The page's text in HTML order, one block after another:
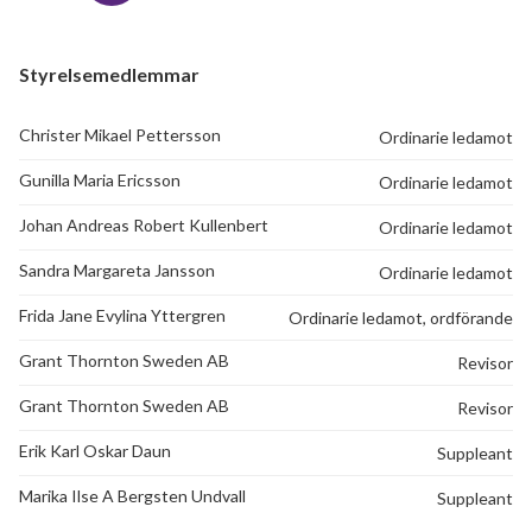
Styrelsemedlemmar
Christer Mikael Pettersson Ordinarie ledamot
Gunilla Maria Ericsson Ordinarie ledamot
Johan Andreas Robert Kullenbert Ordinarie ledamot
Sandra Margareta Jansson Ordinarie ledamot
Frida Jane Evylina Yttergren Ordinarie ledamot, ordförande
Grant Thornton Sweden AB Revisor
Grant Thornton Sweden AB Revisor
Erik Karl Oskar Daun Suppleant
Marika Ilse A Bergsten Undvall Suppleant